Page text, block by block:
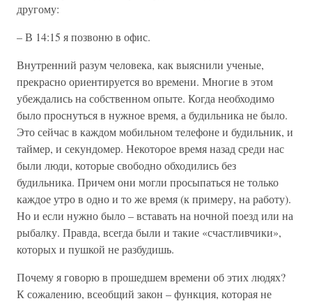
другому:
– В 14:15 я позвоню в офис.
Внутренний разум человека, как выяснили ученые,
прекрасно ориентируется во времени. Многие в этом
убеждались на собственном опыте. Когда необходимо
было проснуться в нужное время, а будильника не было.
Это сейчас в каждом мобильном телефоне и будильник, и
таймер, и секундомер. Некоторое время назад среди нас
были люди, которые свободно обходились без
будильника. Причем они могли просыпаться не только
каждое утро в одно и то же время (к примеру, на работу).
Но и если нужно было – вставать на ночной поезд или на
рыбалку. Правда, всегда были и такие «счастливчики»,
которых и пушкой не разбудишь.
Почему я говорю в прошедшем времени об этих людях?
К сожалению, всеобщий закон – функция, которая не